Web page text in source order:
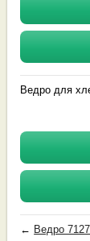
Ведро для
← Ведро